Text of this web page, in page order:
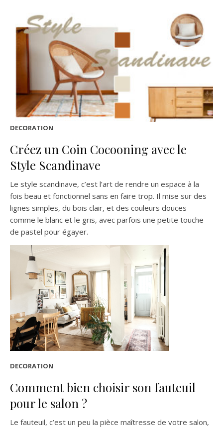
DECORATION
Créez un Coin Cocooning avec le
Style Scandinave
Le style scandinave, c’est l’art de rendre un espace à la
fois beau et fonctionnel sans en faire trop. Il mise sur des
lignes simples, du bois clair, et des couleurs douces
comme le blanc et le gris, avec parfois une petite touche
de pastel pour égayer.
DECORATION
Comment bien choisir son fauteuil
pour le salon ?
Le fauteuil, c’est un peu la pièce maîtresse de votre salon,